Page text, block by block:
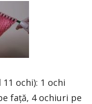
ochi): 1 ochi
față, 4 ochiuri pe